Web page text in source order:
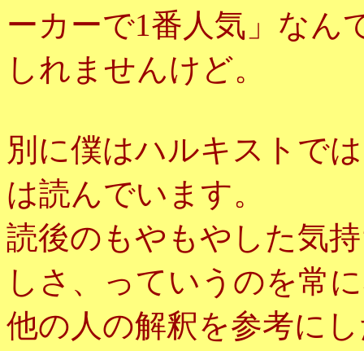
ーカーで1番人気」なん
しれませんけど。
別に僕はハルキストで
は読んでいます。
読後のもやもやした気
しさ、っていうのを常
他の人の解釈を参考に